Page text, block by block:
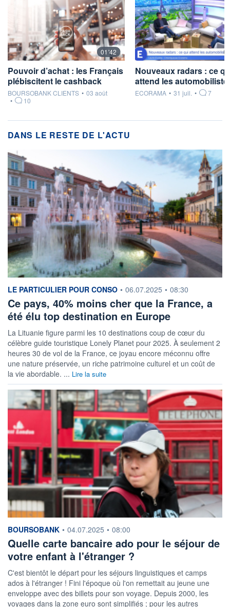
01'42
Pouvoir d’achat : les Français
plébiscitent le cashback
information fournie par
BOURSOBANK CLIENTS • 03 août
•
10
Nouveaux radars : ce
attend les
information fournie par
ECORAMA • 31 juil. • 7
DANS LE RESTE DE L'ACTU
information fournie par
LE PARTICULIER POUR CONSO • 06.07.2025 • 08:30
Ce pays, 40% moins cher que la France, a
été élu top destination en Europe
La Lituanie figure parmi les 10 destinations coup de cœur du
célèbre guide touristique Lonely Planet pour 2025. À seulement 2
heures 30 de vol de la France, ce joyau encore méconnu offre
une nature préservée, un riche patrimoine culturel et un coût de
la vie abordable. ... Lire la suite
information fournie par
BOURSOBANK • 04.07.2025 • 08:00
Quelle carte bancaire ado pour le séjour de
votre enfant à l'étranger ?
C'est bientôt le départ pour les séjours linguistiques et camps
ados à l'étranger ! Fini l'époque où l'on remettait au jeune une
enveloppe avec des billets pour son voyage. Depuis 2000, les
voyages dans la zone euro sont simplifiés ; pour les autres